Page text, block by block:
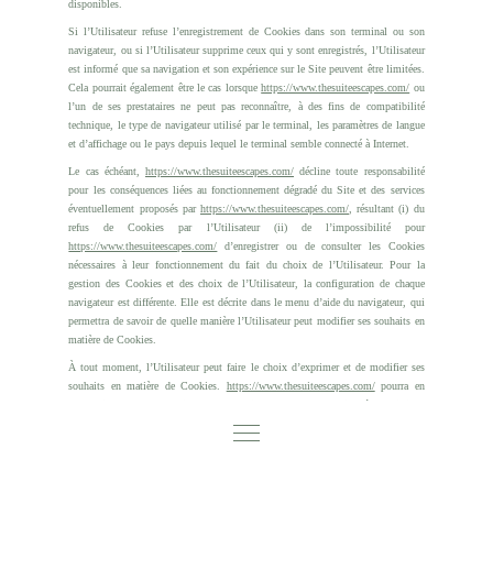
disponibles.
Si l’Utilisateur refuse l’enregistrement de Cookies dans son terminal ou son
navigateur, ou si l’Utilisateur supprime ceux qui y sont enregistrés, l’Utilisateur
est informé que sa navigation et son expérience sur le Site peuvent être limitées.
Cela pourrait également être le cas lorsquehttps://www.thesuiteescapes.com/ ou
l’un de ses prestataires ne peut pas reconnaître, à des fins de compatibilité
technique, le type de navigateur utilisé par le terminal, les paramètres de langue
et d’affichage ou le pays depuis lequel le terminal semble connecté à Internet.
Le cas échéant, https://www.thesuiteescapes.com/ décline toute responsabilité
pour les conséquences liées au fonctionnement dégradé du Site et des services
éventuellement proposés par https://www.thesuiteescapes.com/, résultant (i) du
refus de Cookies par l’Utilisateur (ii) de l’impossibilité pour
https://www.thesuiteescapes.com/ d’enregistrer ou de consulter les Cookies
nécessaires à leur fonctionnement du fait du choix de l’Utilisateur. Pour la
gestion des Cookies et des choix de l’Utilisateur, la configuration de chaque
navigateur est différente. Elle est décrite dans le menu d’aide du navigateur, qui
permettra de savoir de quelle manière l’Utilisateur peut modifier ses souhaits en
matière de Cookies.
À tout moment, l’Utilisateur peut faire le choix d’exprimer et de modifier ses
souhaits en matière de Cookies. https://www.thesuiteescapes.com/pourra en
traiter les informations décrites dans cette section.